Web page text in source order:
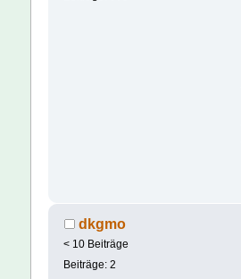
dkgmo
< 10 Beiträge
Beiträge: 2